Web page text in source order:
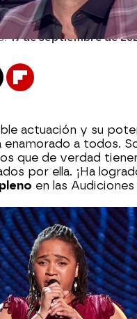
17 de septiembre de
Flipboard
actuación y su
enamorado a todos.
que de verdad
por ella. ¡Ha
en las
han usado toda
de Phindile, y
tenía más terreno
Después de
del coach catalán,
su equipo,